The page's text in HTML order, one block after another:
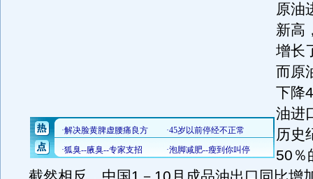
原油
新高
增长
而原
下降
油进
历史
50％